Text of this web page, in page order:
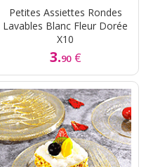
Petites Assiettes Rondes
Lavables Blanc Fleur Dorée
X10
3.90 €